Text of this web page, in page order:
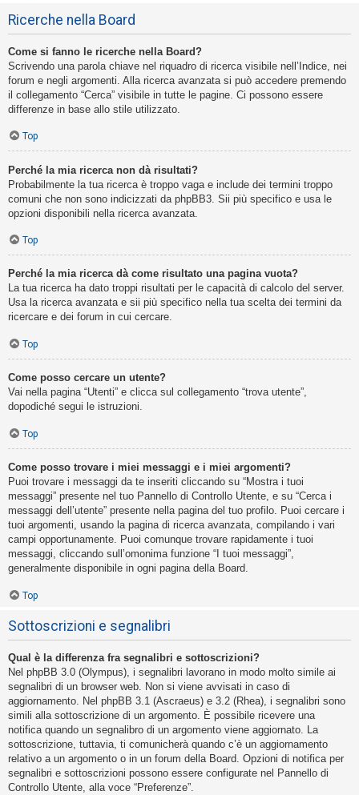
Ricerche nella Board
Come si fanno le ricerche nella Board?
Scrivendo una parola chiave nel riquadro di ricerca visibile nell’Indice, nei
forum e negli argomenti. Alla ricerca avanzata si può accedere premendo
il collegamento “Cerca” visibile in tutte le pagine. Ci possono essere
differenze in base allo stile utilizzato.
Top
Perché la mia ricerca non dà risultati?
Probabilmente la tua ricerca è troppo vaga e include dei termini troppo
comuni che non sono indicizzati da phpBB3. Sii più specifico e usa le
opzioni disponibili nella ricerca avanzata.
Top
Perché la mia ricerca dà come risultato una pagina vuota?
La tua ricerca ha dato troppi risultati per le capacità di calcolo del server.
Usa la ricerca avanzata e sii più specifico nella tua scelta dei termini da
ricercare e dei forum in cui cercare.
Top
Come posso cercare un utente?
Vai nella pagina “Utenti” e clicca sul collegamento “trova utente”,
dopodiché segui le istruzioni.
Top
Come posso trovare i miei messaggi e i miei argomenti?
Puoi trovare i messaggi da te inseriti cliccando su “Mostra i tuoi
messaggi” presente nel tuo Pannello di Controllo Utente, e su “Cerca i
messaggi dell’utente” presente nella pagina del tuo profilo. Puoi cercare i
tuoi argomenti, usando la pagina di ricerca avanzata, compilando i vari
campi opportunamente. Puoi comunque trovare rapidamente i tuoi
messaggi, cliccando sull’omonima funzione “I tuoi messaggi”,
generalmente disponibile in ogni pagina della Board.
Top
Sottoscrizioni e segnalibri
Qual è la differenza fra segnalibri e sottoscrizioni?
Nel phpBB 3.0 (Olympus), i segnalibri lavorano in modo molto simile ai
segnalibri di un browser web. Non si viene avvisati in caso di
aggiornamento. Nel phpBB 3.1 (Ascraeus) e 3.2 (Rhea), i segnalibri sono
simili alla sottoscrizione di un argomento. È possibile ricevere una
notifica quando un segnalibro di un argomento viene aggiornato. La
sottoscrizione, tuttavia, ti comunicherà quando c’è un aggiornamento
relativo a un argomento o in un forum della Board. Opzioni di notifica per
segnalibri e sottoscrizioni possono essere configurate nel Pannello di
Controllo Utente, alla voce “Preferenze”.